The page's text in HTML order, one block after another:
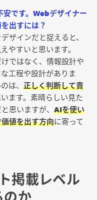
です。Webデザイナー
出すには？
ザインだと捉えると、
やすいと思います。
ではなく、情報設計や
工程や設計がありま
は、正しく判断して責
ます。素晴らしい見た
思いますが、AIを使い
値を出す方向に寄って
掲載レベル